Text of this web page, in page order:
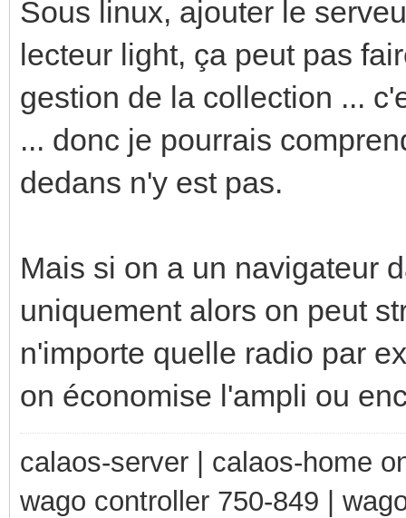
Sous linux, ajouter le
lecteur light, ça peut pas
gestion de la collection ...
... donc je pourrais
dedans n'y est pas.
Mais si on a un navigateur
uniquement alors on peut
n'importe quelle radio par
on économise l'ampli ou
calaos-server | calaos-home
wago controller 750-849 |